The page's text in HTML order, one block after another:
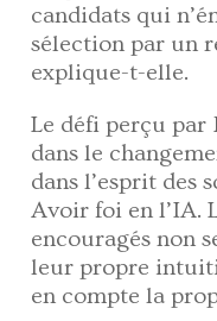
candidats qui
sélection par un
explique-t-elle.
Le défi perçu par
dans le
dans l’esprit des
Avoir foi en l’IA.
encouragés non
leur propre
en compte la